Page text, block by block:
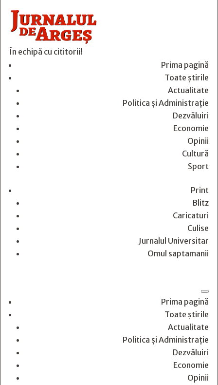
În echipă cu cititorii!
Prima pagină
Toate știrile
Actualitate
Politica și Administrație
Dezvăluiri
Economie
Opinii
Cultură
Sport
Print
Blitz
Caricaturi
Culise
Jurnalul Universitar
Omul saptamanii
Prima pagină
Toate știrile
Actualitate
Politica și Administrație
Dezvăluiri
Economie
Opinii